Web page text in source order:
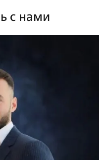
с нами